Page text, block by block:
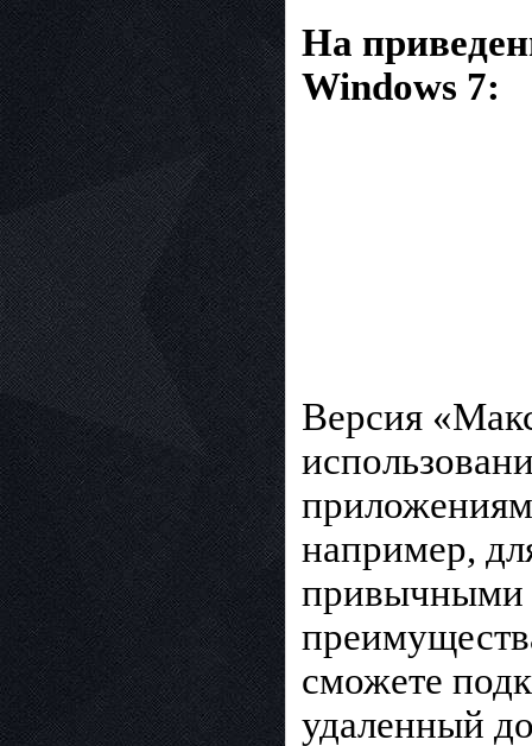
На
Windows 7:
Версия
например,
привычными
сможете
удаленный